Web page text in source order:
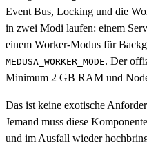
Event Bus, Locking und die
in zwei Modi laufen: einem
einem Worker-Modus für
MEDUSA_WORKER_MODE. Der
Minimum 2 GB RAM und
Das ist keine exotische
Jemand muss diese
und im Ausfall wieder